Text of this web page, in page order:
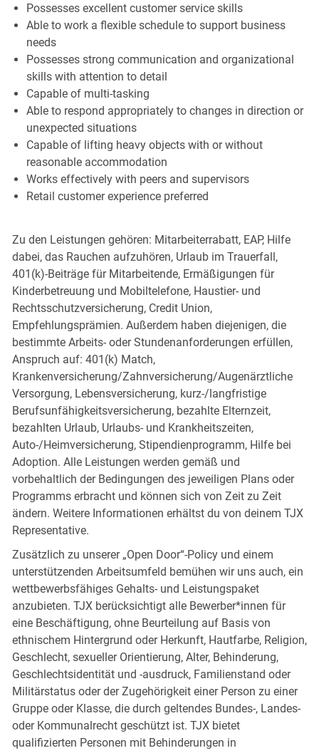
Possesses excellent customer service skills
Able to work a flexible schedule to support business
needs
Possesses strong communication and organizational
skills with attention to detail
Capable of multi-tasking
Able to respond appropriately to changes in direction or
unexpected situations
Capable of lifting heavy objects with or without
reasonable accommodation
Works effectively with peers and supervisors
Retail customer experience preferred
Zu den Leistungen gehören: Mitarbeiterrabatt, EAP, Hilfe
dabei, das Rauchen aufzuhören, Urlaub im Trauerfall,
401(k)-Beiträge für Mitarbeitende, Ermäßigungen für
Kinderbetreuung und Mobiltelefone, Haustier- und
Rechtsschutzversicherung, Credit Union,
Empfehlungsprämien. Außerdem haben diejenigen, die
bestimmte Arbeits- oder Stundenanforderungen erfüllen,
Anspruch auf: 401(k) Match,
Krankenversicherung/Zahnversicherung/Augenärztliche
Versorgung, Lebensversicherung, kurz-/langfristige
Berufsunfähigkeitsversicherung, bezahlte Elternzeit,
bezahlten Urlaub, Urlaubs- und Krankheitszeiten,
Auto-/Heimversicherung, Stipendienprogramm, Hilfe bei
Adoption. Alle Leistungen werden gemäß und
vorbehaltlich der Bedingungen des jeweiligen Plans oder
Programms erbracht und können sich von Zeit zu Zeit
ändern. Weitere Informationen erhältst du von deinem TJX
Representative.
Zusätzlich zu unserer „Open Door“-Policy und einem
unterstützenden Arbeitsumfeld bemühen wir uns auch, ein
wettbewerbsfähiges Gehalts- und Leistungspaket
anzubieten. TJX berücksichtigt alle Bewerber*innen für
eine Beschäftigung, ohne Beurteilung auf Basis von
ethnischem Hintergrund oder Herkunft, Hautfarbe, Religion,
Geschlecht, sexueller Orientierung, Alter, Behinderung,
Geschlechtsidentität und -ausdruck, Familienstand oder
Militärstatus oder der Zugehörigkeit einer Person zu einer
Gruppe oder Klasse, die durch geltendes Bundes-, Landes-
oder Kommunalrecht geschützt ist. TJX bietet
qualifizierten Personen mit Behinderungen in